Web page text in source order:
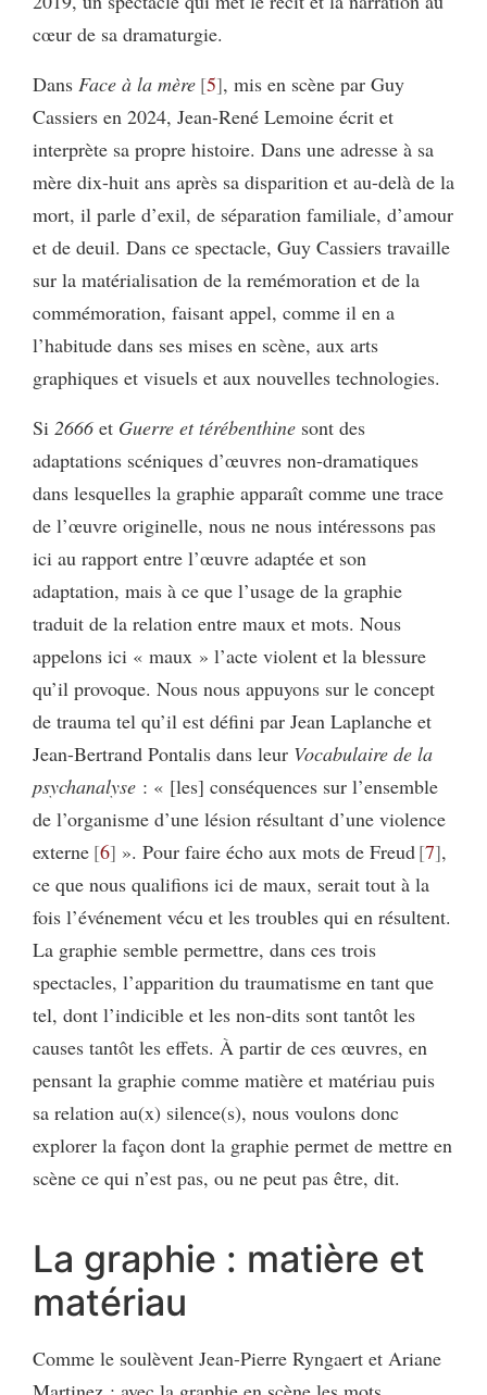
cœur de sa dramaturgie.
Dans Face à la mère 5 , mis en scène par Guy
Cassiers en 2024, Jean-René Lemoine écrit et
interprète sa propre histoire. Dans une adresse à sa
mère dix-huit ans après sa disparition et au-delà de la
mort, il parle d’exil, de séparation familiale, d’amour
et de deuil. Dans ce spectacle, Guy Cassiers travaille
sur la matérialisation de la remémoration et de la
commémoration, faisant appel, comme il en a
l’habitude dans ses mises en scène, aux arts
graphiques et visuels et aux nouvelles technologies.
Si 2666 et Guerre et térébenthine sont des
adaptations scéniques d’œuvres non-dramatiques
dans lesquelles la graphie apparaît comme une trace
de l’œuvre originelle, nous ne nous intéressons pas
ici au rapport entre l’œuvre adaptée et son
adaptation, mais à ce que l’usage de la graphie
traduit de la relation entre maux et mots. Nous
appelons ici « maux » l’acte violent et la blessure
qu’il provoque. Nous nous appuyons sur le concept
de trauma tel qu’il est défini par Jean Laplanche et
Jean-Bertrand Pontalis dans leur Vocabulaire de la
psychanalyse : « [les] conséquences sur l’ensemble
de l’organisme d’une lésion résultant d’une violence
externe 6 ». Pour faire écho aux mots de Freud 7 ,
ce que nous qualifions ici de maux, serait tout à la
fois l’événement vécu et les troubles qui en résultent.
La graphie semble permettre, dans ces trois
spectacles, l’apparition du traumatisme en tant que
tel, dont l’indicible et les non-dits sont tantôt les
causes tantôt les effets. À partir de ces œuvres, en
pensant la graphie comme matière et matériau puis
sa relation au(x) silence(s), nous voulons donc
explorer la façon dont la graphie permet de mettre en
scène ce qui n’est pas, ou ne peut pas être, dit.
La graphie : matière et
matériau
Comme le soulèvent Jean-Pierre Ryngaert et Ariane